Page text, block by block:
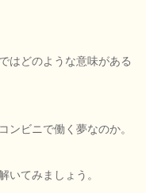
はどのような意味がある
ンビニで働く夢なのか。
いてみましょう。